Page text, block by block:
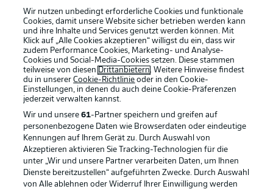
Rechtliche Hinweise Voreinstellungen verwalten
Wir nutzen unbedingt erforderliche Cookies und funktionale
Cookies, damit unsere Website sicher betrieben werden kann
und ihre Inhalte und Services genutzt werden können. Mit
Klick auf „Alle Cookies akzeptieren“ willigst du ein, dass wir
zudem Performance Cookies, Marketing- und Analyse-
Cookies und Social-Media-Cookies setzen. Diese stammen
teilweise von diesen Drittanbietern. Weitere Hinweise findest
du in unsererCookie-Richtlinie oder in den Cookie-
Einstellungen, in denen du auch deine Cookie-Präferenzen
jederzeit verwalten kannst.
Wir und unsere61-Partner speichern und greifen auf
personenbezogene Daten wie Browserdaten oder eindeutige
Kennungen auf Ihrem Gerät zu. Durch Auswahl von
Akzeptieren aktivieren Sie Tracking-Technologien für die
unter „Wir und unsere Partner verarbeiten Daten, um Ihnen
Dienste bereitzustellen“ aufgeführten Zwecke. Durch Auswahl
von Alle ablehnen oder Widerruf Ihrer Einwilligung werden